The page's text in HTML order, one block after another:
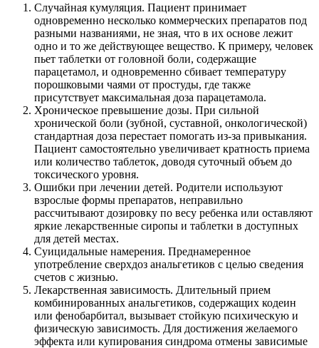
Случайная кумуляция. Пациент принимает
одновременно несколько коммерческих препаратов под
разными названиями, не зная, что в их основе лежит
одно и то же действующее вещество. К примеру, человек
пьет таблетки от головной боли, содержащие
парацетамол, и одновременно сбивает температуру
порошковыми чаями от простуды, где также
присутствует максимальная доза парацетамола.
Хроническое превышение дозы. При сильной
хронической боли (зубной, суставной, онкологической)
стандартная доза перестает помогать из-за привыкания.
Пациент самостоятельно увеличивает кратность приема
или количество таблеток, доводя суточный объем до
токсического уровня.
Ошибки при лечении детей. Родители используют
взрослые формы препаратов, неправильно
рассчитывают дозировку по весу ребенка или оставляют
яркие лекарственные сиропы и таблетки в доступных
для детей местах.
Суицидальные намерения. Преднамеренное
употребление сверхдоз анальгетиков с целью сведения
счетов с жизнью.
Лекарственная зависимость. Длительный прием
комбинированных анальгетиков, содержащих кодеин
или фенобарбитал, вызывает стойкую психическую и
физическую зависимость. Для достижения желаемого
эффекта или купирования синдрома отмены зависимые